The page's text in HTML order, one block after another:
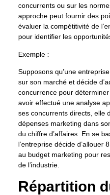
concurrents ou sur les
approche peut fournir des
évaluer la compétitivité de
pour identifier les
Exemple :
Supposons qu’une
sur son marché et décide
concurrence pour
avoir effectué une analyse
ses concurrents directs, elle
dépenses marketing dans
du chiffre d’affaires. En se
l’entreprise décide d’allouer
au budget marketing pour
de l’industrie.
Répartition